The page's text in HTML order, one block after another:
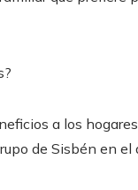
a los
de Sisbén en